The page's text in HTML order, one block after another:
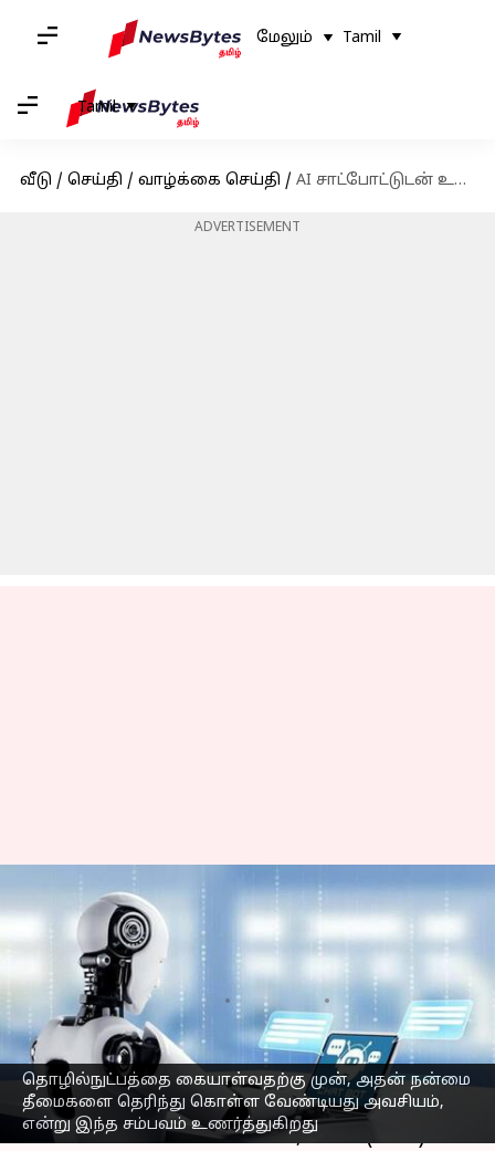
மேலும் Tamil
Tamil
வீடு / செய்தி / வாழ்க்கை செய்தி / AI சாட்போட்டுடன் உரையாடிய பெல்ஜியம் நபர் தற்கொலை
ADVERTISEMENT
தொழில்நுட்பத்தை கையாள்வதற்கு முன், அதன் நன்மை
தீமைகளை தெரிந்து கொள்ள வேண்டியது அவசியம்,
என்று இந்த சம்பவம் உணர்த்துகிறது
AI சாட்போட்டுடன்
உரையாடிய பெல்ஜியம்
நபர் தற்கொலை
எழுதியவர் Venkatalakshmi V Mar 31, 2023 06:09 pm
செய்தி முன்னோட்டம்
பெல்ஜியத்தைச் சேர்ந்த நபர் ஒருவர்,
AI சாட்போட்ELIZA உடன், சாய் (Chai)